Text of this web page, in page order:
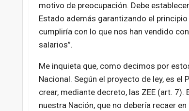
motivo de preocupación. Debe
Estado además garantizando el
cumpliría con lo que nos han vendido
salarios”.
Me inquieta que, como decimos por
Nacional. Según el proyecto de ley, es
crear, mediante decreto, las ZEE (art.
nuestra Nación, que no debería recaer